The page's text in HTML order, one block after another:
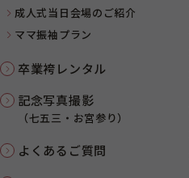
成人式当日会場のご紹介
ママ振袖プラン
卒業袴レンタル
記念写真撮影
（七五三・お宮参り）
よくあるご質問